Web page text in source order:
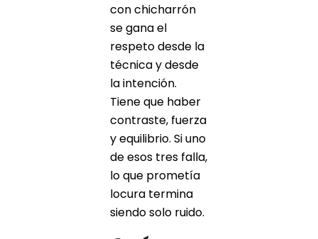
con chicharrón
se gana el
respeto desde la
técnica y desde
la intención.
Tiene que haber
contraste, fuerza
y equilibrio. Si uno
de esos tres falla,
lo que prometía
locura termina
siendo solo ruido.